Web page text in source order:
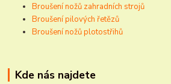
Broušení nožů zahradních strojů
Broušení pilových řetězů
Broušení nožů plotostřihů
Kde nás najdete